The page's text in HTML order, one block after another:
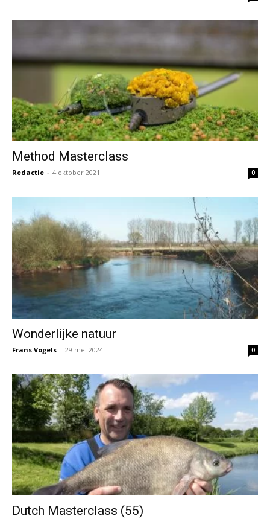
Method Masterclass
Redactie - 4 oktober 2021 0
Wonderlijke natuur
Frans Vogels - 29 mei 2024 0
Dutch Masterclass (55)